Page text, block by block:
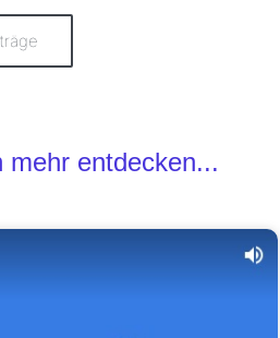
mehr entdecken...